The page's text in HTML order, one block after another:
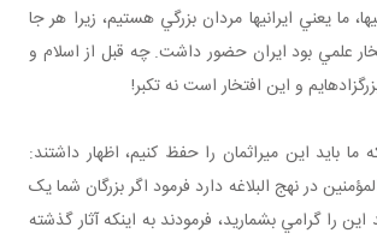
ما يعني ايراني ها مردان بزرگي هستيم، زيرا هر جا
علمي بود ايران حضور داشت. چه قبل از اسلام و
زاده ايم و اين افتخار است نه تکبر!
ما باید اين میراثمان را حفظ کنيم، اظهار داشتند:
در نهج البلاغه دارد فرمود اگر بزرگان شما يک
را گرامي بشماريد، فرمودند به اينکه آثار گذشته